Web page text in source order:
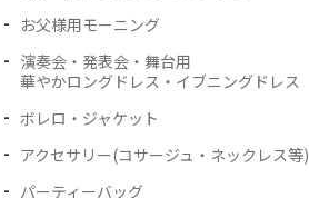
お父様用モーニング
演奏会・発表会・舞台用
華やかロングドレス・イブニングドレス
ボレロ・ジャケット
アクセサリー(コサージュ・ネックレス等)
パーティーバッグ